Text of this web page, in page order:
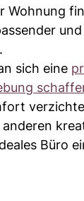
Wohnung
sich eine
Büro